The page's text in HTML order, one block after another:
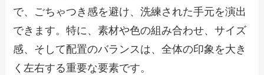
で、ごちゃつき感を避け、洗練された手元を演出
できます。特に、素材や色の組み合わせ、サイズ
感、そして配置のバランスは、全体の印象を大き
く左右する重要な要素です。